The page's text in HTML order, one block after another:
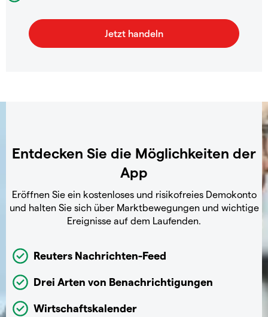
Entdecken Sie die Möglichkeiten der
App
Eröffnen Sie ein kostenloses und risikofreies Demokonto
und halten Sie sich über Marktbewegungen und wichtige
Ereignisse auf dem Laufenden.
Reuters Nachrichten-Feed
Drei Arten von Benachrichtigungen
Wirtschaftskalender